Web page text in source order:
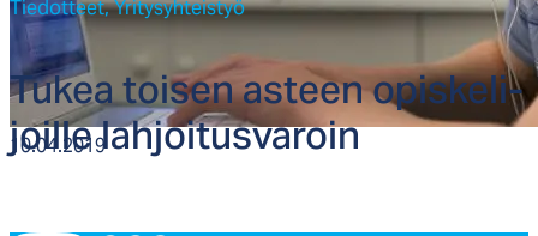
10.04.2019
Tiedotteet,Yritysyhteistyö
Tu­kea toi­sen as­teen opis­ke­li­
joil­le lah­joi­tus­va­roin